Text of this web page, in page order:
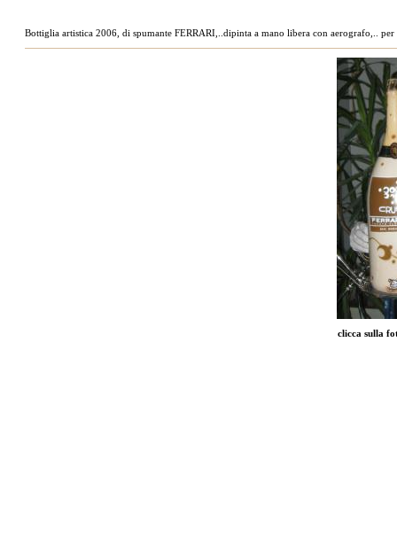
Bottiglia artistica 2006, di spumante FERRARI,..dipinta a mano libera con aerografo,..
clicca sulla